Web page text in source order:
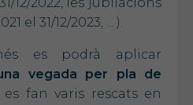
el 31/12/2023, ... ).
es podrà aplicar
vegada per pla de
fan varis rescats en